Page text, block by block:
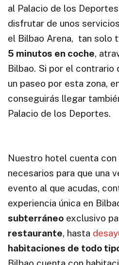
al Palacio de los
disfrutar de unos
el Bilbao Arena, tan solo
5 minutos en coche,
Bilbao. Si por el contrario
un paseo por esta zona,
conseguirás llegar
Palacio de los Deportes.
Nuestro hotel cuenta
necesarios para que una
evento al que acudas,
experiencia única en
subterráneo exclusivo
restaurante, hasta
habitaciones de todo
Bilbao cuenta con